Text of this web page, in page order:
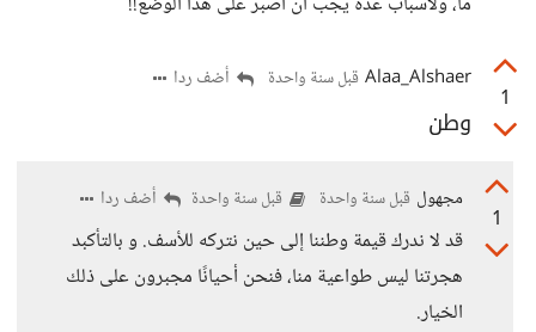
1
Alaa_Alshaer قبل سنة واحدة أضف ردا
وطن
1
مجهول قبل سنة واحدة قبل سنة واحدة أضف ردا
قد لا ندرك قيمة وطننا إلى حين نتركه للأسف. و بالتأكبد
هجرتنا ليس طواعية منا، فنحن أحيانًا مجبرون على ذلك
الخيار.